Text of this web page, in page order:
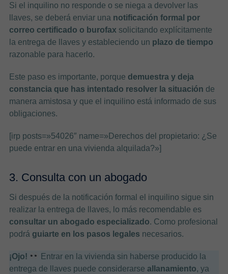
Si el inquilino no responde o se niega a devolver las
llaves, se deberá enviar una notificación formal por
correo certificado o burofax solicitando explícitamente
la entrega de llaves y estableciendo un plazo de tiempo
razonable para hacerlo.
Este paso es importante, porque demuestra y deja
constancia que has intentado resolver la situación de
manera amistosa y que el inquilino está informado de sus
obligaciones.
[irp posts=»54026″ name=»Derechos del propietario: ¿Se
puede entrar en una vivienda alquilada?»]
3. Consulta con un abogado
Si después de la notificación formal el inquilino sigue sin
realizar la entrega de llaves, lo más recomendable es
consultar un abogado especializado. Como profesional
podrá guiarte en los pasos legales necesarios.
¡Ojo!
Entrar en la vivienda sin haberse producido la
entrega de llaves puede considerarse allanamiento, ya